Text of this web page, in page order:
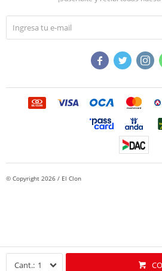
1
  
© Copyright 2026 / El Clon